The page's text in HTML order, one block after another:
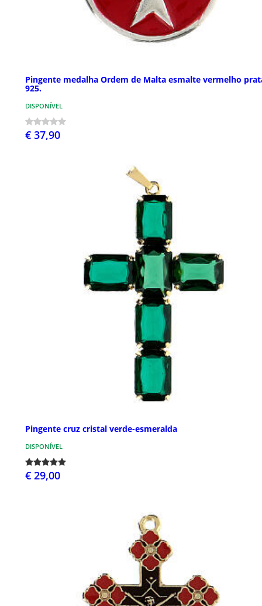
Pingente medalha Ordem de Malta esmalte vermelho
925.
DISPONÍVEL
€ 37,90
Pingente cruz cristal verde-esmeralda
DISPONÍVEL
€ 29,00